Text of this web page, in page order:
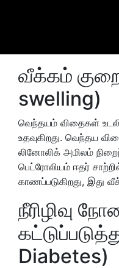
வீக்கம்
swelling)
வெந்தயம் விதைகள்
உதவுகிறது. வெந்தய
லினோலிக் அமிலம்
பெட்ரோலியம் ஈதர்
காணப்படுகிறது, இது
நீரிழிவு
Diabetes)